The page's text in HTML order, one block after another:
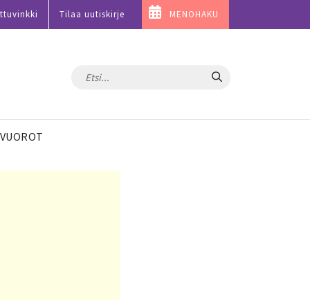
Tilaa uutiskirje MENOHAKU
Hae